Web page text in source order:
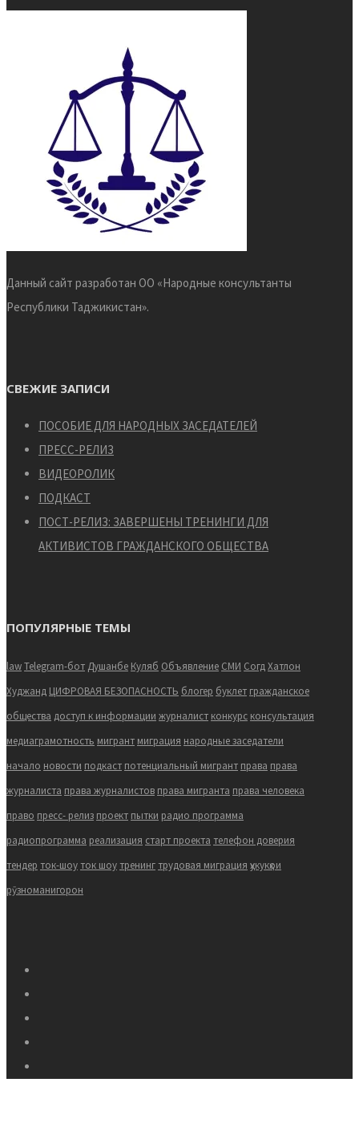
Данный сайт разработан ОО «Народные консультанты
Республики Таджикистан».
СВЕЖИЕ ЗАПИСИ
ПОСОБИЕ ДЛЯ НАРОДНЫХ ЗАСЕДАТЕЛЕЙ
ПРЕСС-РЕЛИЗ
ВИДЕОРОЛИК
ПОДКАСТ
ПОСТ-РЕЛИЗ: ЗАВЕРШЕНЫ ТРЕНИНГИ ДЛЯ
АКТИВИСТОВ ГРАЖДАНСКОГО ОБЩЕСТВА
ПОПУЛЯРНЫЕ ТЕМЫ
lawTelegram-бот Душанбе Куляб Объявление СМИ СогдХатлон
Худжанд ЦИФРОВАЯ БЕЗОПАСНОСТЬ блогер буклет гражданское
общества доступ к информации журналист конкурс консультация
медиаграмотность мигрант миграция народные заседатели
начало новости подкаст потенциальный мигрант права права
журналиста права журналистов права мигранта права человека
право пресс- релиз проект пытки радио программа
радиопрограмма реализация старт проекта телефон доверия
тендер ток-шоуток шоутренингтрудовая миграция ҳукукҳои
рӯзноманигорон